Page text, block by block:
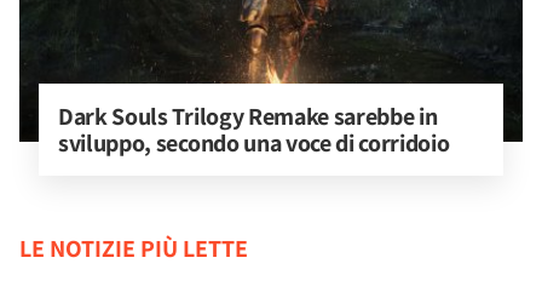
Dark Souls Trilogy Remake sarebbe in
sviluppo, secondo una voce di corridoio
LE NOTIZIE PIÙ LETTE